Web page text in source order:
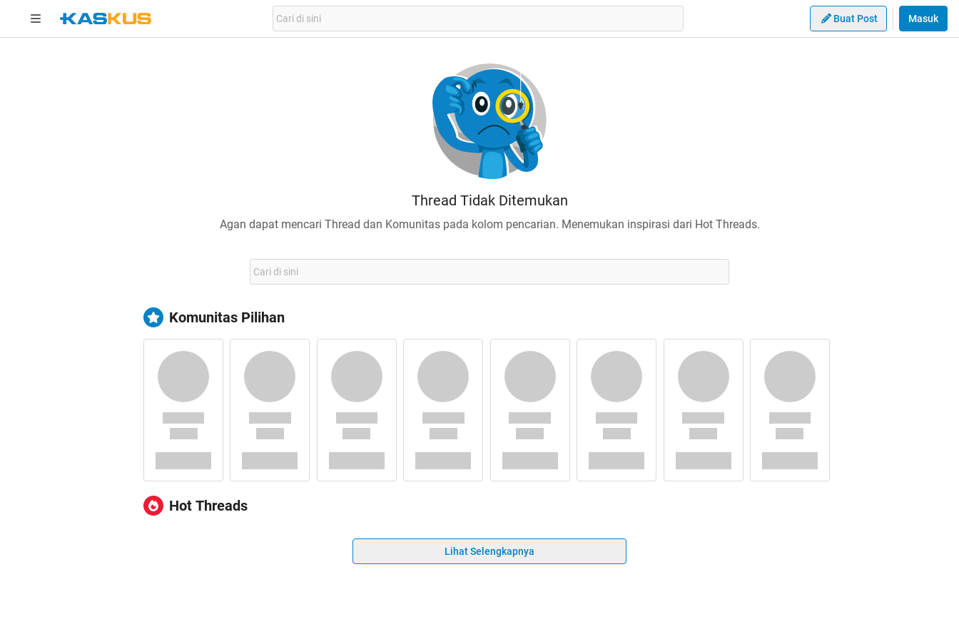
Buat Post Masuk
Thread Tidak Ditemukan
Agan dapat mencari Thread dan Komunitas pada kolom pencarian. Menemukan inspirasi dari Hot Threads.
Komunitas Pilihan
Hot Threads
Lihat Selengkapnya